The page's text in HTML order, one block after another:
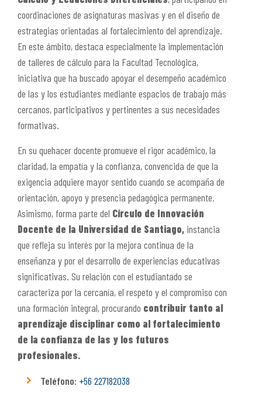
coordinaciones de asignaturas masivas y en el diseño de
estrategias orientadas al fortalecimiento del aprendizaje.
En este ámbito, destaca especialmente la implementación
de talleres de cálculo para la Facultad Tecnológica,
iniciativa que ha buscado apoyar el desempeño académico
de las y los estudiantes mediante espacios de trabajo más
cercanos, participativos y pertinentes a sus necesidades
formativas.
En su quehacer docente promueve el rigor académico, la
claridad, la empatía y la confianza, convencida de que la
exigencia adquiere mayor sentido cuando se acompaña de
orientación, apoyo y presencia pedagógica permanente.
Asimismo, forma parte del Círculo de Innovación
Docente de la Universidad de Santiago, instancia
que refleja su interés por la mejora continua de la
enseñanza y por el desarrollo de experiencias educativas
significativas. Su relación con el estudiantado se
caracteriza por la cercanía, el respeto y el compromiso con
una formación integral, procurando contribuir tanto al
aprendizaje disciplinar como al fortalecimiento
de la confianza de las y los futuros
profesionales.
Teléfono: +56 227182038